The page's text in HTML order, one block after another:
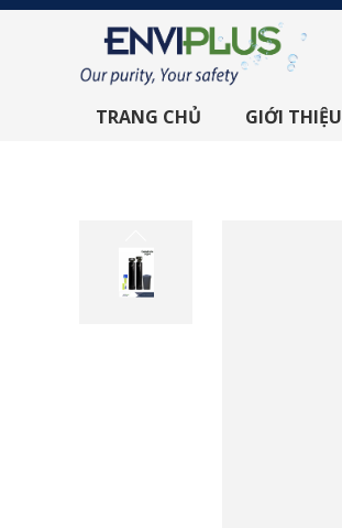
TRANG CHỦ GIỚI THIỆU